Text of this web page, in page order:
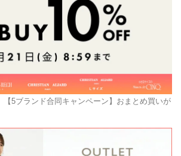
【5ブランド合同キャンペーン】おまとめ買いが